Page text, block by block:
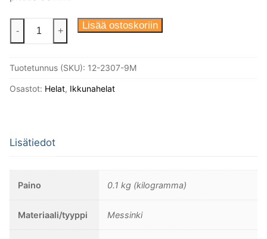
Ikkunasuljin
Huvilakadulta
Helsingistä
Messinki,
35mm
ruuvit.
määrä
- + Lisää ostoskoriin
Tuotetunnus (SKU): 12-2307-9M
Osastot: Helat, Ikkunahelat
Lisätiedot
Paino 0.1 kg (kilogramma)
Materiaali/tyyppi Messinki